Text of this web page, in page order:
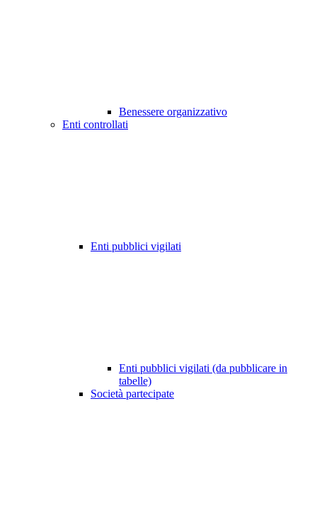
Benessere organizzativo
Enti controllati
Enti pubblici vigilati
Enti pubblici vigilati (da pubblicare in
tabelle)
Società partecipate